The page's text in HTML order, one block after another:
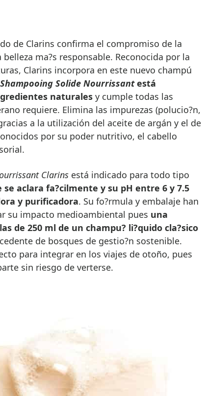
ma?s responsable. Reconocida por la
Clarins incorpora en este nuevo champú
Shampooing Solide Nourrissantestá
naturalesy cumple todas las
requiere. Elimina las impurezas (polucio?n,
a la utilización del aceite de argán y el de
por su poder nutritivo, el cabello
Clarinsestá indicado para todo tipo
se aclara fa?cilmente y su pH entre 6 y 7.5
y purificadora. Su fo?rmula y embalaje han
su impacto medioambiental pues una
de 250 ml de un champu? li?quido cla?sico
de bosques de gestio?n sostenible.
para integrar en los viajes de otoño, pues
sin riesgo de verterse.